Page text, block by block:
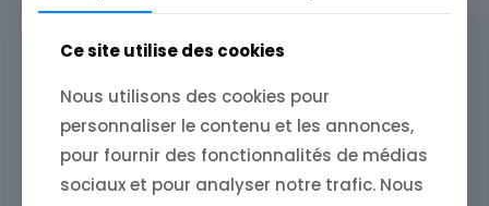
Ce site utilise des cookies
Nous utilisons des cookies pour
personnaliser le contenu et les annonces,
pour fournir des fonctionnalités de médias
sociaux et pour analyser notre trafic. Nous